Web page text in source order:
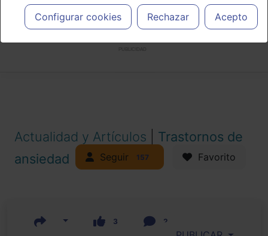
profesionales facultados prescribir medicamentos y decidir, en
cada caso concreto, el tratamiento más adecuado a las
necesidades del paciente.
Configurar cookies Rechazar Acepto
Actualidad y Artículos
Trastornos de
ansiedad
Seguir 157 Favorito
3 2